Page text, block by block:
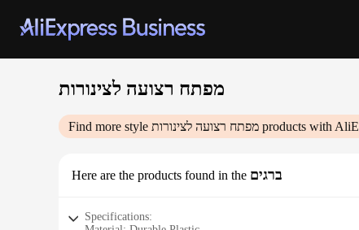
מפתח רצועה לצינורות
Find more style מפתח רצועה לצינורות products with
Here are the products found in the ברגים
Specifications: